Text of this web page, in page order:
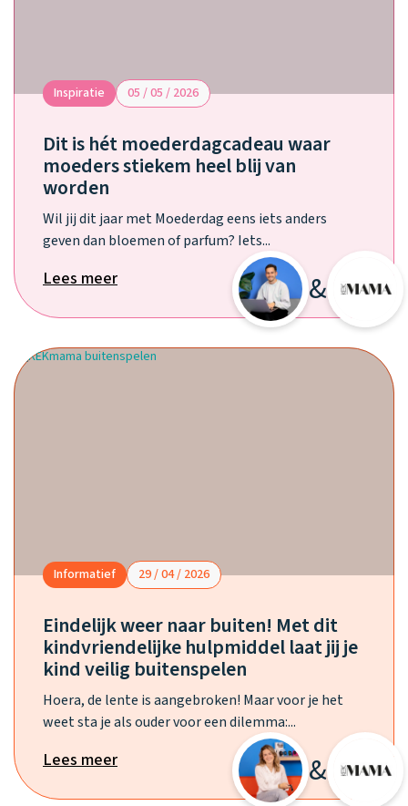
Inspiratie 05 / 05 / 2026
Dit is hét moederdagcadeau waar
moeders stiekem heel blij van
worden
Wil jij dit jaar met Moederdag eens iets anders
geven dan bloemen of parfum? Iets...
Lees meer &
Informatief 29 / 04 / 2026
Eindelijk weer naar buiten! Met dit
kindvriendelijke hulpmiddel laat jij je
kind veilig buitenspelen
Hoera, de lente is aangebroken! Maar voor je het
weet sta je als ouder voor een dilemma:...
Lees meer &